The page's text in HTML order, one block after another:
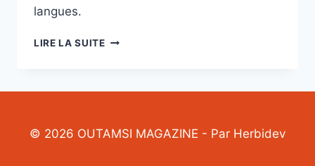
langues.
LIRE LA SUITECHARLES
© 2026 OUTAMSI MAGAZINE - Par Herbidev